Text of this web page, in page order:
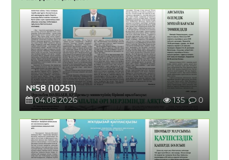
№58 (10251)
04.08.2026
135 0